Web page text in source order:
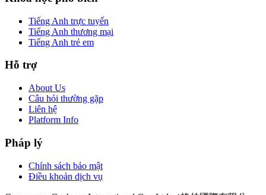
Tiếng Anh trực tuyến
Tiếng Anh thương mại
Tiếng Anh trẻ em
Hỗ trợ
About Us
Câu hỏi thường gặp
Liên hệ
Platform Info
Pháp lý
Chính sách bảo mật
Điều khoản dịch vụ